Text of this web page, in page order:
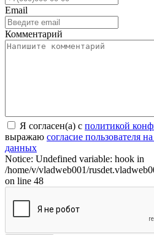
Email
Комментарий
Я согласен(а) с политикой
выражаю согласие пользователя
данных
Notice: Undefined variable: hook in
/home/v/vladweb001/
on line 48